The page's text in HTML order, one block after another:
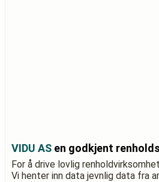
VIDU AS en godkjent
For å drive lovlig
Vi henter inn data jevnlig data fra